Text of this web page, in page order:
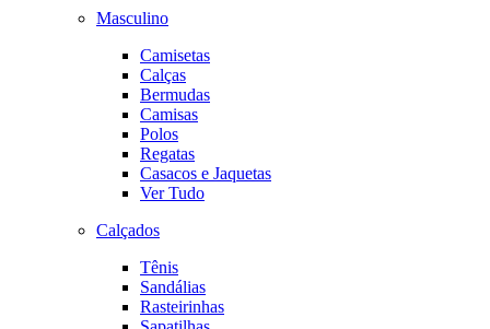
Masculino
Camisetas
Calças
Bermudas
Camisas
Polos
Regatas
Casacos e Jaquetas
Ver Tudo
Calçados
Tênis
Sandálias
Rasteirinhas